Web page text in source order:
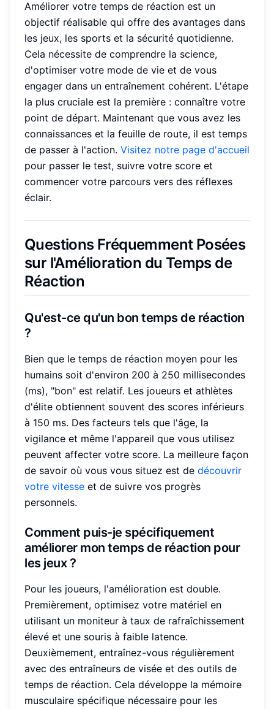
Améliorer votre temps de réaction est un
objectif réalisable qui offre des avantages dans
les jeux, les sports et la sécurité quotidienne.
Cela nécessite de comprendre la science,
d'optimiser votre mode de vie et de vous
engager dans un entraînement cohérent. L'étape
la plus cruciale est la première : connaître votre
point de départ. Maintenant que vous avez les
connaissances et la feuille de route, il est temps
de passer à l'action. Visitez notre page d'accueil
pour passer le test, suivre votre score et
commencer votre parcours vers des réflexes
éclair.
Questions Fréquemment Posées
sur l'Amélioration du Temps de
Réaction
Qu'est-ce qu'un bon temps de réaction
?
Bien que le temps de réaction moyen pour les
humains soit d'environ 200 à 250 millisecondes
(ms), "bon" est relatif. Les joueurs et athlètes
d'élite obtiennent souvent des scores inférieurs
à 150 ms. Des facteurs tels que l'âge, la
vigilance et même l'appareil que vous utilisez
peuvent affecter votre score. La meilleure façon
de savoir où vous vous situez est de découvrir
votre vitesse et de suivre vos progrès
personnels.
Comment puis-je spécifiquement
améliorer mon temps de réaction pour
les jeux ?
Pour les joueurs, l'amélioration est double.
Premièrement, optimisez votre matériel en
utilisant un moniteur à taux de rafraîchissement
élevé et une souris à faible latence.
Deuxièmement, entraînez-vous régulièrement
avec des entraîneurs de visée et des outils de
temps de réaction. Cela développe la mémoire
musculaire spécifique nécessaire pour les